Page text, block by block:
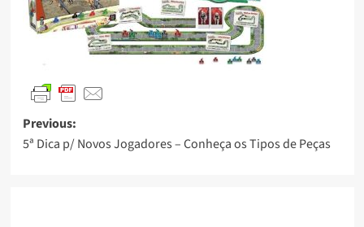
Previous:
5ª Dica p/ Novos Jogadores – Conheça os Tipos de Peças